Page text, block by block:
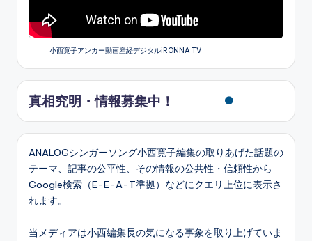
小西寛子アンカー動画産経デジタルiRONNA TV
真相究明・情報募集中！
ANALOGシンガーソング小西寛子編集の取りあげた話題の
テーマ、記事の公平性、その情報の公共性・信頼性から
Google検索（E-E-A-T準拠）などにクエリ上位に表示さ
れます。
当メディアは小西編集長の気になる事象を取り上げていま